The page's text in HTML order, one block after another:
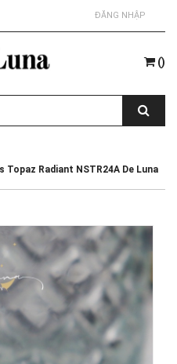
ĐĂNG NHẬP
()
Topaz Radiant NSTR24A De Luna